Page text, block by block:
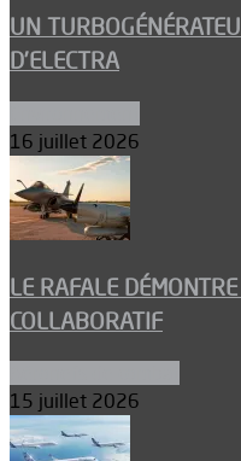
UN
D’ELECTRA
16 juillet 2026
LE RAFALE
COLLABORATIF
15 juillet 2026